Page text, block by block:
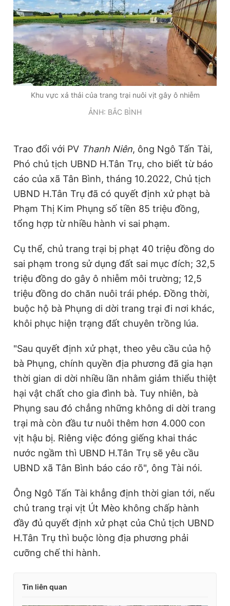
Khu vực xả thải của trang trại nuôi vịt gây ô nhiễm
ẢNH: BẮC BÌNH
Trao đổi với PV Thanh Niên, ông Ngô Tấn Tài,
Phó chủ tịch UBND H.Tân Trụ, cho biết từ báo
cáo của xã Tân Bình, tháng 10.2022, Chủ tịch
UBND H.Tân Trụ đã có quyết định xử phạt bà
Phạm Thị Kim Phụng số tiền 85 triệu đồng,
tổng hợp từ nhiều hành vi sai phạm.
Cụ thể, chủ trang trại bị phạt 40 triệu đồng do
sai phạm trong sử dụng đất sai mục đích; 32,5
triệu đồng do gây ô nhiễm môi trường; 12,5
triệu đồng do chăn nuôi trái phép. Đồng thời,
buộc hộ bà Phụng di dời trang trại đi nơi khác,
khôi phục hiện trạng đất chuyên trồng lúa.
"Sau quyết định xử phạt, theo yêu cầu của hộ
bà Phụng, chính quyền địa phương đã gia hạn
thời gian di dời nhiều lần nhằm giảm thiểu thiệt
hại vật chất cho gia đình bà. Tuy nhiên, bà
Phụng sau đó chẳng những không di dời trang
trại mà còn đầu tư nuôi thêm hơn 4.000 con
vịt hậu bị. Riêng việc đóng giếng khai thác
nước ngầm thì UBND H.Tân Trụ sẽ yêu cầu
UBND xã Tân Bình báo cáo rõ", ông Tài nói.
Ông Ngô Tấn Tài khẳng định thời gian tới, nếu
chủ trang trại vịt Út Mèo không chấp hành
đầy đủ quyết định xử phạt của Chủ tịch UBND
H.Tân Trụ thì buộc lòng địa phương phải
cưỡng chế thi hành.
Tin liên quan